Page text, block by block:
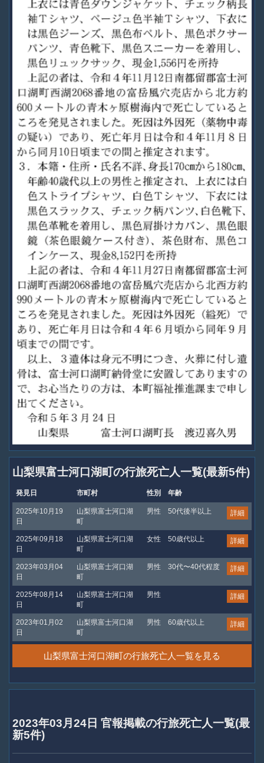
山梨県富士河口湖町の行旅死亡人一覧(最新5件)
発見日 市町村 性別 年齢
2025年10月19
日
山梨県富士河口湖
町
男性 50代後半以上 詳細
2025年09月18
日
山梨県富士河口湖
町
女性 50歳代以上 詳細
2023年03月04
日
山梨県富士河口湖
町
男性 30代〜40代程度 詳細
2025年08月14
日
山梨県富士河口湖
町
男性 詳細
2023年01月02
日
山梨県富士河口湖
町
男性 60歳代以上 詳細
山梨県富士河口湖町の行旅死亡人一覧を見る
2023年03月24日 官報掲載の行旅死亡人一覧(最
新5件)